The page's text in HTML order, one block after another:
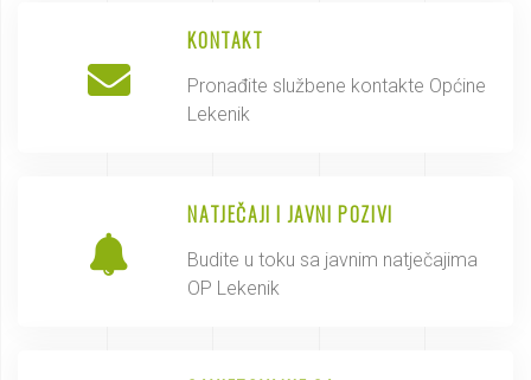
KONTAKT
Pronađite službene kontakte Općine
Lekenik
NATJEČAJI I JAVNI POZIVI
Budite u toku sa javnim natječajima
OP Lekenik